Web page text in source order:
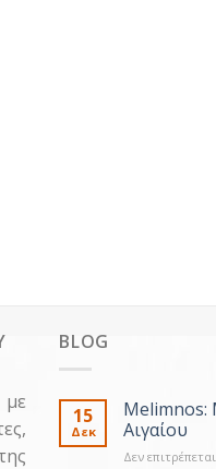
BLOG
15
Δεκ
Melimnos:
Αιγαίου
Δεν